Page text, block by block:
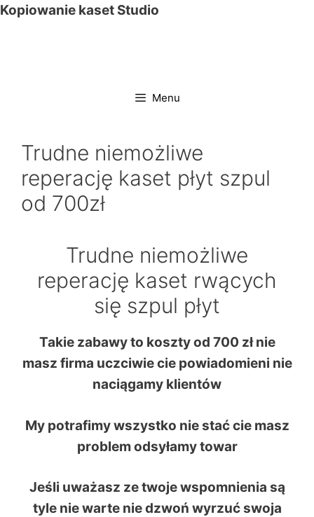
Kopiowanie kaset Studio
Menu
Trudne niemożliwe
reperację kaset płyt szpul
od 700zł
Trudne niemożliwe
reperację kaset rwących
się szpul płyt
Takie zabawy to koszty od 700 zł nie
masz firma uczciwie cie powiadomieni nie
naciągamy klientów
My potrafimy wszystko nie stać cie masz
problem odsyłamy towar
Jeśli uważasz ze twoje wspomnienia są
tyle nie warte nie dzwoń wyrzuć swoja